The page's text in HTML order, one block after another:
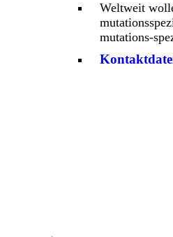
Weltweit
mutations-